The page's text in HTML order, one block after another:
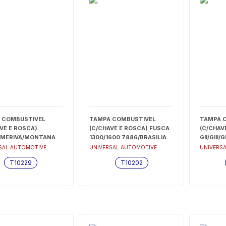
COMBUSTIVEL
E ROSCA)
MONTANA
VECTRA
99/OMEGA
02/PRISMA
AUTOMOTIVE
T10229
TAMPA COMBUSTIVEL
(C/CHAVE E ROSCA) FUSCA
1300/1600 7886/BRASILIA
7881 (VEDADA) - T10202
UNIVERSAL AUTOMOTIVE
T10202
TAMPA
(C/
GII/GIII/
82/
8187/
10/